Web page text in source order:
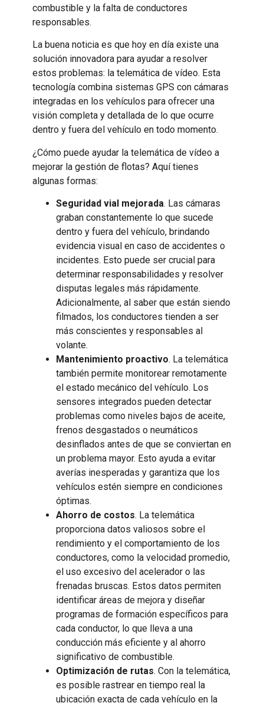
combustible y la falta de conductores
responsables.
La buena noticia es que hoy en día existe una
solución innovadora para ayudar a resolver
estos problemas: la telemática de vídeo. Esta
tecnología combina sistemas GPS con cámaras
integradas en los vehículos para ofrecer una
visión completa y detallada de lo que ocurre
dentro y fuera del vehículo en todo momento.
¿Cómo puede ayudar la telemática de vídeo a
mejorar la gestión de flotas? Aquí tienes
algunas formas:
Seguridad vial mejorada. Las cámaras
graban constantemente lo que sucede
dentro y fuera del vehículo, brindando
evidencia visual en caso de accidentes o
incidentes. Esto puede ser crucial para
determinar responsabilidades y resolver
disputas legales más rápidamente.
Adicionalmente, al saber que están siendo
filmados, los conductores tienden a ser
más conscientes y responsables al
volante.
Mantenimiento proactivo. La telemática
también permite monitorear remotamente
el estado mecánico del vehículo. Los
sensores integrados pueden detectar
problemas como niveles bajos de aceite,
frenos desgastados o neumáticos
desinflados antes de que se conviertan en
un problema mayor. Esto ayuda a evitar
averías inesperadas y garantiza que los
vehículos estén siempre en condiciones
óptimas.
Ahorro de costos. La telemática
proporciona datos valiosos sobre el
rendimiento y el comportamiento de los
conductores, como la velocidad promedio,
el uso excesivo del acelerador o las
frenadas bruscas. Estos datos permiten
identificar áreas de mejora y diseñar
programas de formación específicos para
cada conductor, lo que lleva a una
conducción más eficiente y al ahorro
significativo de combustible.
Optimización de rutas. Con la telemática,
es posible rastrear en tiempo real la
ubicación exacta de cada vehículo en la